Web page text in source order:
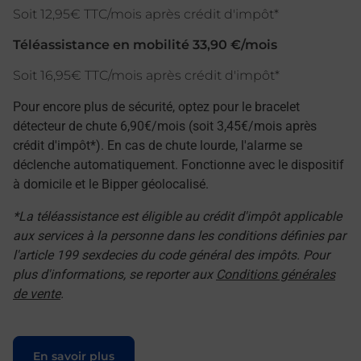
Soit 12,95€ TTC/mois après crédit d'impôt*
Téléassistance en mobilité 33,90 €/mois
Soit 16,95€ TTC/mois après crédit d'impôt*
Pour encore plus de sécurité, optez pour le bracelet
détecteur de chute 6,90€/mois (soit 3,45€/mois après
crédit d'impôt*). En cas de chute lourde, l'alarme se
déclenche automatiquement. Fonctionne avec le dispositif
à domicile et le Bipper géolocalisé.
*La téléassistance est éligible au crédit d'impôt applicable
aux services à la personne dans les conditions définies par
l'article 199 sexdecies du code général des impôts. Pour
plus d'informations, se reporter aux Conditions générales
de vente.
En savoir plus
Le lien s'ouvre dans un nouvel onglet